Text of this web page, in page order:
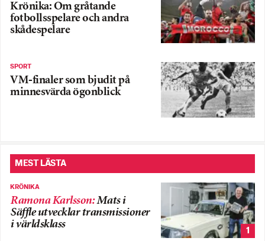
Krönika: Om gråtande
fotbollsspelare och andra
skådespelare
SPORT
VM-finaler som bjudit på
minnesvärda ögonblick
MEST LÄSTA
KRÖNIKA
Ramona Karlsson:Mats i
Säffle utvecklar transmissioner
i världsklass
1